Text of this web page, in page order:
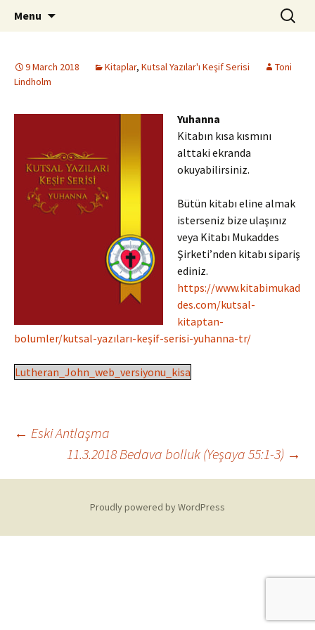
ILC
Menu
Search
for:
9 March 2018 Kitaplar, Kutsal Yazılar'ı Keşif Serisi
Toni
Lindholm
Yuhanna
Kitabın kısa kısmını
alttaki ekranda
okuyabilirsiniz.
Bütün kitabı eline almak
isterseniz bize ulaşınız
veya Kitabı Mukaddes
Şirketi’nden kitabı sipariş
ediniz.
https://www.kitabimukad
des.com/kutsal-
kitaptan-
bolumler/kutsal-yazıları-keşif-serisi-yuhanna-tr/
Lutheran_John_web_versiyonu_kisa
Post
navigation
← Eski Antlaşma
11.3.2018 Bedava bolluk (Yeşaya 55:1-3) →
Proudly powered by WordPress